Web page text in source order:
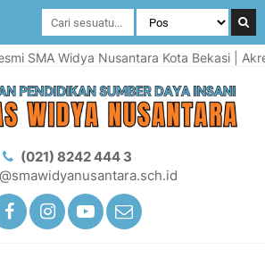
SMA Widya Nusantara Kota Bekasi |
(021) 8242 444 3